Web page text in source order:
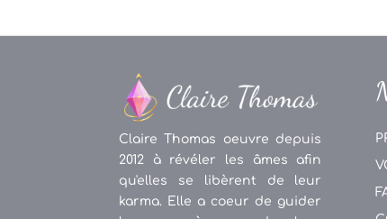
Claire Thomas oeuvre depuis
2012 à révéler les âmes afin
qu'elles se libèrent de leur
karma. Elle a coeur de guider